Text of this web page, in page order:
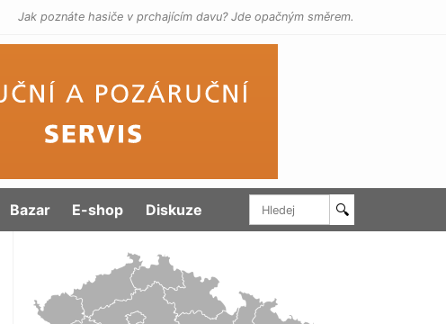
Jak poznáte hasiče v prchajícím davu? Jde opačným směrem.
Bazar E-shop Diskuze 🔍